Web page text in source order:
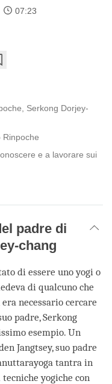
07:23
Serkong Dorjey-
Rinpoche
e a lavorare sui
padre di
chang
di essere uno yogi o
di qualcuno che
necessario cercare
padre, Serkong
esempio. Un
Jangtsey, suo padre
tantra in
yogiche con